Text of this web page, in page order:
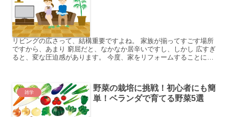
リビングの広さって、結構重要ですよね。 家族が揃ってすごす場所
ですから、あまり 窮屈だと、なかなか居辛いですし、しかし 広すぎ
ると、変な圧迫感があります。 今度、家をリフォームすることにな
雑学
野菜の栽培に挑戦！初心者にも簡
単！ベランダで育てる野菜5選